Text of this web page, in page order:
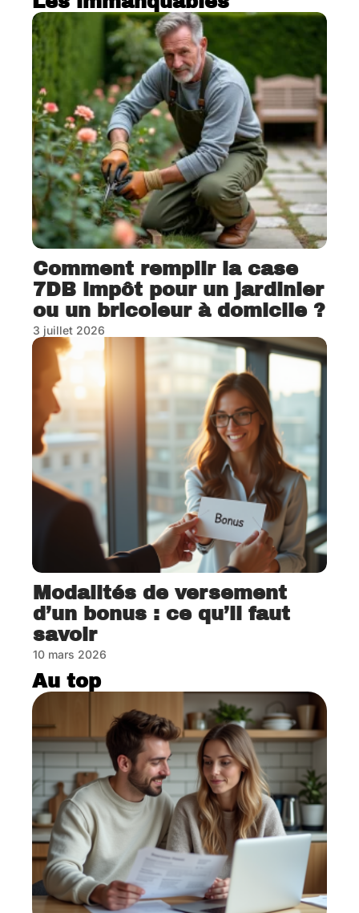
Comment remplir la case
7DB impôt pour un jardinier
ou un bricoleur à domicile ?
3 juillet 2026
Modalités de versement
d’un bonus : ce qu’il faut
savoir
10 mars 2026
Au top